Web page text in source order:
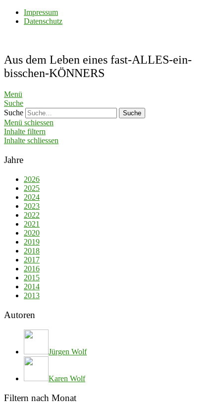
Impressum
Datenschutz
Aus dem Leben eines fast-ALLES-ein-
bisschen-KÖNNERS
Menü
Suche
Suche
Menü schiessen
Inhalte filtern
Inhalte schliessen
Jahre
2026
2025
2024
2023
2022
2021
2020
2019
2018
2017
2016
2015
2014
2013
Autoren
Jürgen Wolf
Karen Wolf
Filtern nach Monat